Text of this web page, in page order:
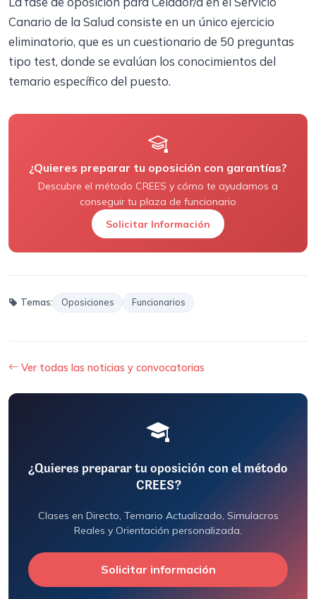
Canario de la Salud consiste en un único ejercicio
eliminatorio, que es un cuestionario de 50 preguntas
tipo test, donde se evalúan los conocimientos del
temario específico del puesto.
¿Quieres preparar tu oposición con garantías?
Descubre el método CREES y cómo te ayudamos a
conseguir tu plaza de funcionario
Solicitar Información
Temas: Oposiciones Funcionarios
Ver todas las noticias y convocatorias
¿Quieres preparar tu oposición con el método
CREES?
Clases en Directo, Temario Actualizado, Simulacros
Reales y Orientación personalizada.
Solicitar información